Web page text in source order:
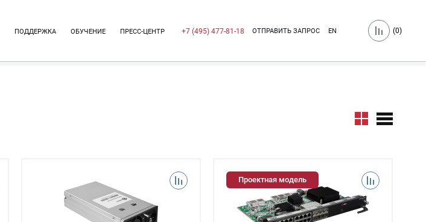
ПОДДЕРЖКА ОБУЧЕНИЕ ПРЕСС-ЦЕНТР +7 (495) 477-81-18 ОТПРАВИТЬ ЗАПРОС EN (0)
Проектная модель